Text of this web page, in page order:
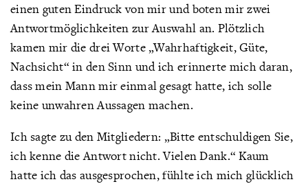
einen guten Eindruck von mir und boten mir zwei
Antwortmöglichkeiten zur Auswahl an. Plötzlich
kamen mir die drei Worte „Wahrhaftigkeit, Güte,
Nachsicht“ in den Sinn und ich erinnerte mich daran,
dass mein Mann mir einmal gesagt hatte, ich solle
keine unwahren Aussagen machen.
Ich sagte zu den Mitgliedern: „Bitte entschuldigen Sie,
ich kenne die Antwort nicht. Vielen Dank.“ Kaum
hatte ich das ausgesprochen, fühlte ich mich glücklich